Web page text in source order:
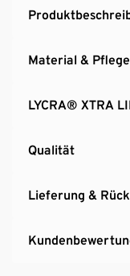
Material & Pflege
LYCRA® XTRA
Qualität
Lieferung &